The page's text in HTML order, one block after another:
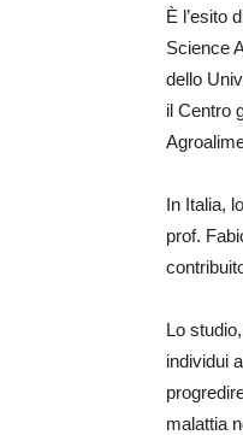
È l’esito
Science
dello
il Centro
In Italia,
prof.
Lo
individui
malattia